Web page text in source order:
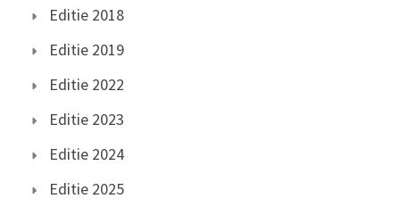
Editie 2018
Editie 2019
Editie 2022
Editie 2023
Editie 2024
Editie 2025